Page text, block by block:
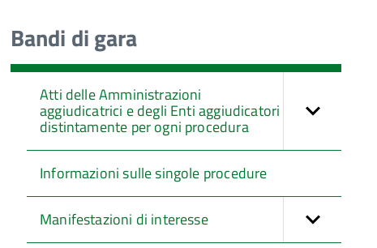
Bandi di gara
Atti delle Amministrazioni
aggiudicatrici e degli Enti aggiudicatori
distintamente per ogni procedura
Informazioni sulle singole procedure
Manifestazioni di interesse